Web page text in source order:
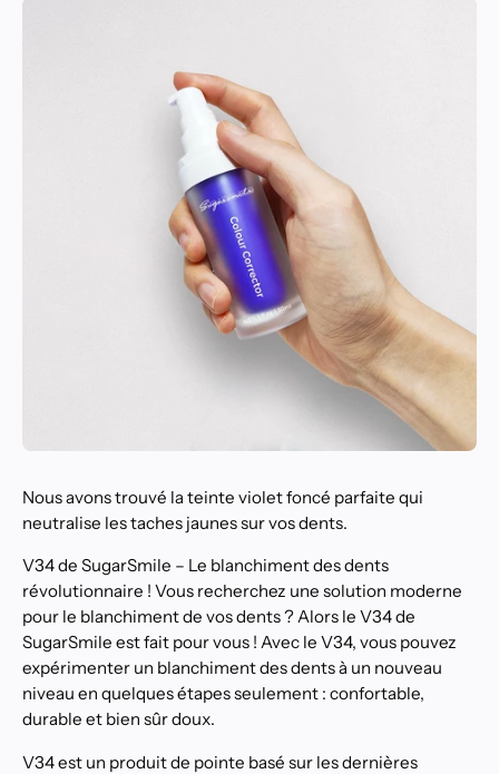
Nous avons trouvé la teinte violet foncé parfaite qui
neutralise les taches jaunes sur vos dents.
V34 de SugarSmile – Le blanchiment des dents
révolutionnaire ! Vous recherchez une solution moderne
pour le blanchiment de vos dents ? Alors le V34 de
SugarSmile est fait pour vous ! Avec le V34, vous pouvez
expérimenter un blanchiment des dents à un nouveau
niveau en quelques étapes seulement : confortable,
durable et bien sûr doux.
V34 est un produit de pointe basé sur les dernières